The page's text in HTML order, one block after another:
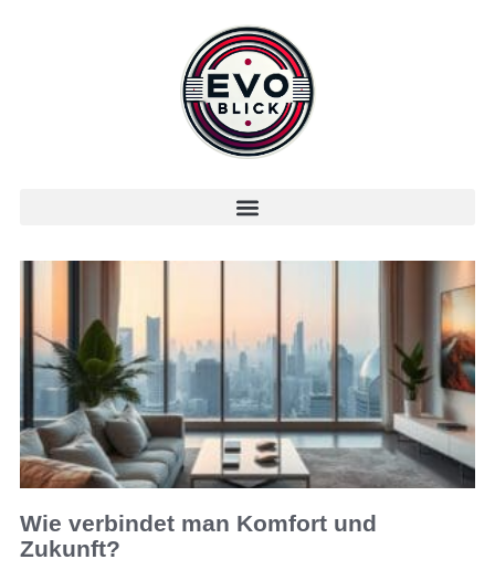
Wie verbindet man Komfort und
Zukunft?